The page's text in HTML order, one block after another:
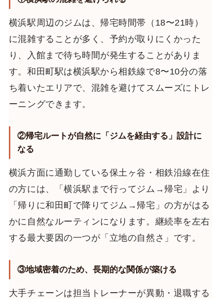
横浜駅周辺のジムは、帰宅時間帯（18〜21時）
に混雑することが多く、予約が取りにくかった
り、入館まで待ち時間が発生することがありま
す。和田町駅は横浜駅から相鉄線で8〜10分の落
ち着いたエリアで、混雑を避けてスムーズにトレ
ーニングできます。
②帰宅ルートが自然に「ジムを経由する」設計に
なる
横浜方面に通勤している保土ヶ谷・相鉄沿線在住
の方には、「横浜駅まで行ってジム→帰宅」より
「帰りに和田町で降りてジム→帰宅」の方がはる
かに自然なルーティンになります。継続率を左右
する最大要因の一つが「立地の自然さ」です。
③地域密着のため、長期的な関係が築ける
大手チェーンは担当トレーナーが異動・退職する